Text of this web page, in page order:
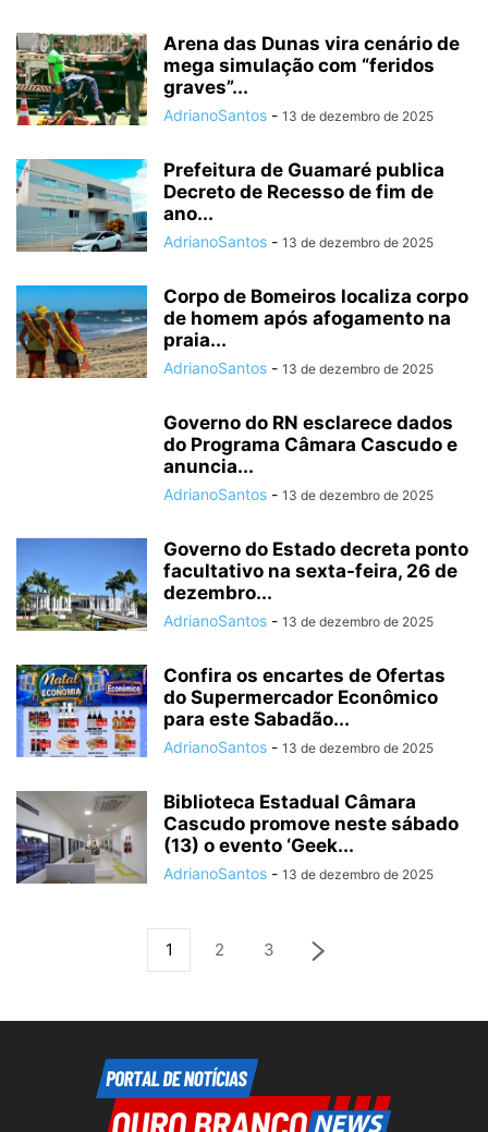
Arena das Dunas vira cenário de
mega simulação com “feridos
graves”...
AdrianoSantos - 13 de dezembro de 2025
Prefeitura de Guamaré publica
Decreto de Recesso de fim de
ano...
AdrianoSantos - 13 de dezembro de 2025
Corpo de Bomeiros localiza corpo
de homem após afogamento na
praia...
AdrianoSantos - 13 de dezembro de 2025
Governo do RN esclarece dados
do Programa Câmara Cascudo e
anuncia...
AdrianoSantos - 13 de dezembro de 2025
Governo do Estado decreta ponto
facultativo na sexta-feira, 26 de
dezembro...
AdrianoSantos - 13 de dezembro de 2025
Confira os encartes de Ofertas
do Supermercador Econômico
para este Sabadão...
AdrianoSantos - 13 de dezembro de 2025
Biblioteca Estadual Câmara
Cascudo promove neste sábado
(13) o evento ‘Geek...
AdrianoSantos - 13 de dezembro de 2025
1 2 3